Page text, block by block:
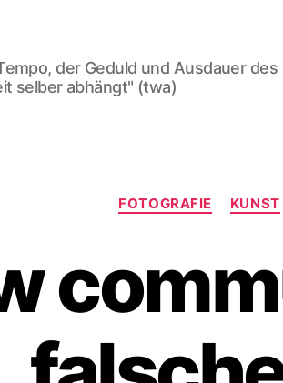
der Geduld und Ausdauer des
selber abhängt" (twa)
FOTOGRAFIE KUNST